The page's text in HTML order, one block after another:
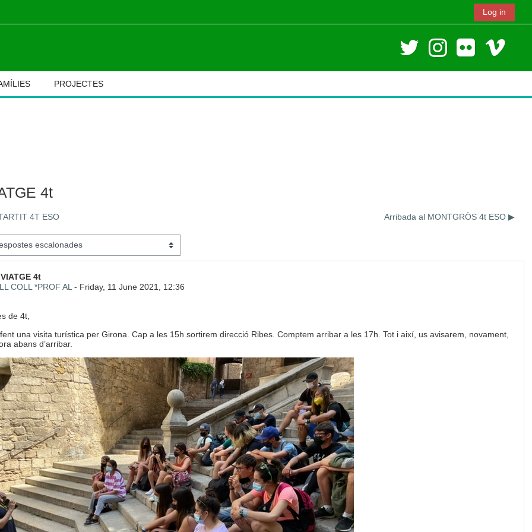
Log in
PROJECTES
4t
4T ESO Arribada al MONTGRÒS 4t ESO ▶︎
4t
COLL *PROF AL - Friday, 11 June 2021, 12:36
de respostes: 0
de 4t,
una visita turística per Girona. Cap a les 15h sortirem direcció Ribes. Comptem arribar a les 17h. Tot i així, us avisarem, novament,
abans d’arribar.